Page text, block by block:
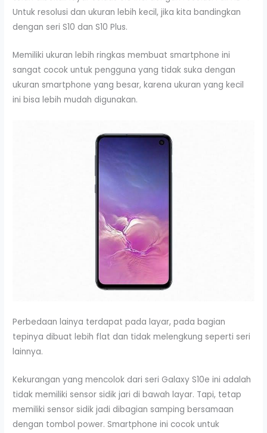
Untuk resolusi dan ukuran lebih kecil, jika kita bandingkan
dengan seri S10 dan S10 Plus.
Memiliki ukuran lebih ringkas membuat smartphone ini
sangat cocok untuk pengguna yang tidak suka dengan
ukuran smartphone yang besar, karena ukuran yang kecil
ini bisa lebih mudah digunakan.
Perbedaan lainya terdapat pada layar, pada bagian
tepinya dibuat lebih flat dan tidak melengkung seperti seri
lainnya.
Kekurangan yang mencolok dari seri Galaxy S10e ini adalah
tidak memiliki sensor sidik jari di bawah layar. Tapi, tetap
memiliki sensor sidik jadi dibagian samping bersamaan
dengan tombol power. Smartphone ini cocok untuk